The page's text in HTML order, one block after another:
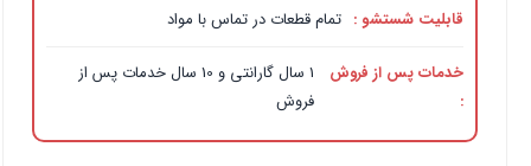
قابلیت شستشو : تمام قطعات در تماس با مواد
خدمات پس از فروش
:
1 سال گارانتی و 10 سال خدمات پس از
فروش